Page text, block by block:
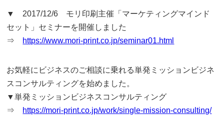
▼ 2017/12/6 モリ印刷主催「マーケティングマインド
セット」セミナーを開催しました
⇒ https://www.mori-print.co.jp/seminar01.html
お気軽にビジネスのご相談に乗れる単発ミッションビジネ
スコンサルティングを始めました。
▼単発ミッションビジネスコンサルティング
⇒ https://mori-print.co.jp/work/single-mission-consulting/